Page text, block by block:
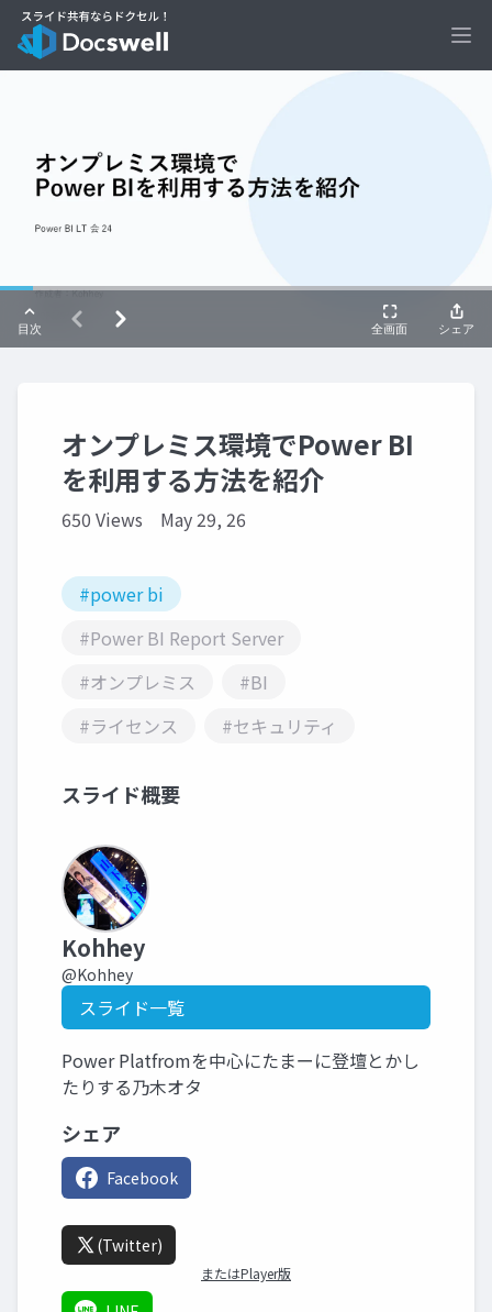
オンプレミス環境でPower BI
を利用する方法を紹介
650 Views May 29, 26
#power bi
#Power BI Report Server
#オンプレミス
#BI
#ライセンス
#セキュリティ
スライド概要
Kohhey
@Kohhey
スライド一覧
Power Platfromを中心にたまーに登壇とかし
たりする乃木オタ
シェア
Facebook
(Twitter)
またはPlayer版